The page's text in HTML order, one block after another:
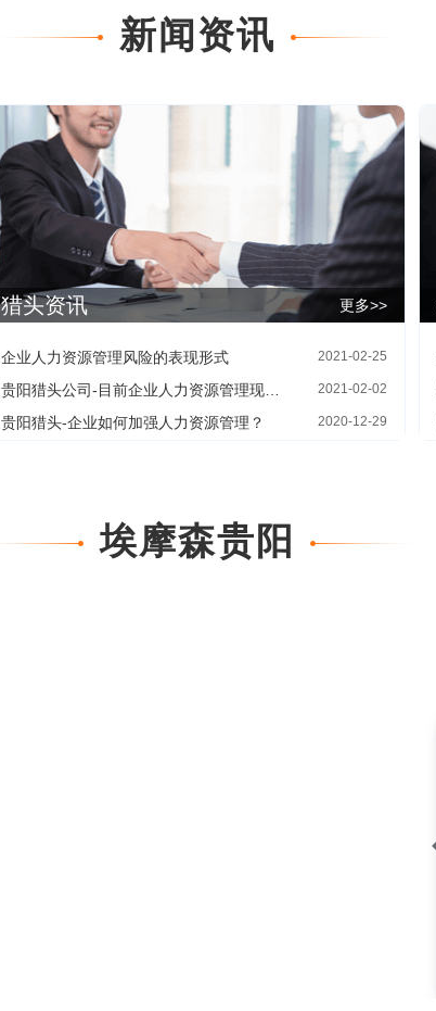
新闻资讯
猎头资讯 更多>>
企业人力资源管理风险的表现形式 2021-02-25
2021-02-02
贵阳猎头-企业如何加强人力资源管理？ 2020-12-29
埃摩森贵阳